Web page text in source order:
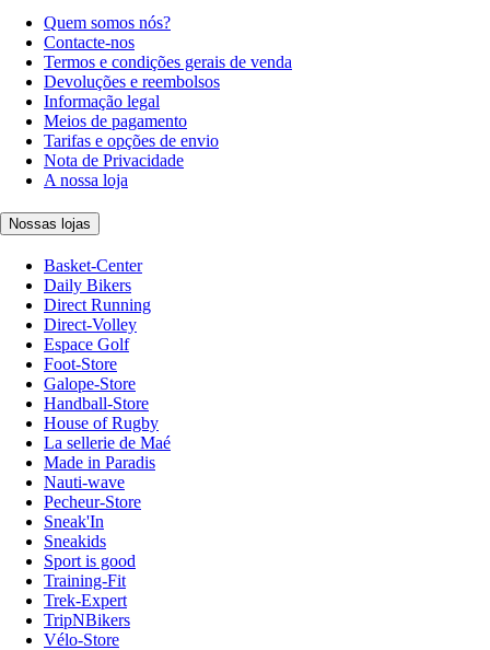
Quem somos nós?
Contacte-nos
Termos e condições gerais de venda
Devoluções e reembolsos
Informação legal
Meios de pagamento
Tarifas e opções de envio
Nota de Privacidade
A nossa loja
Nossas lojas
Basket-Center
Daily Bikers
Direct Running
Direct-Volley
Espace Golf
Foot-Store
Galope-Store
Handball-Store
House of Rugby
La sellerie de Maé
Made in Paradis
Nauti-wave
Pecheur-Store
Sneak'In
Sneakids
Sport is good
Training-Fit
Trek-Expert
TripNBikers
Vélo-Store